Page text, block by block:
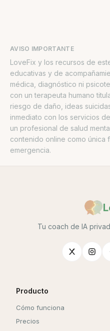
AVISO IMPORTANTE
LoveFix y los recursos de
educativas y de
médica, diagnóstico ni
con un terapeuta humano
riesgo de daño, ideas
inmediato con los servicios
un profesional de salud
contenido online como única
emergencia.
Tu coach de IA
Producto
Cómo funciona
Precios